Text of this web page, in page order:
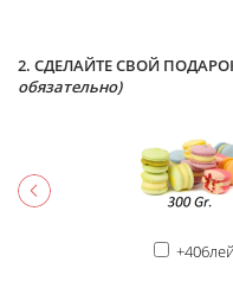
2. СДЕЛАЙТЕ СВОЙ
обязательно)
+406лей